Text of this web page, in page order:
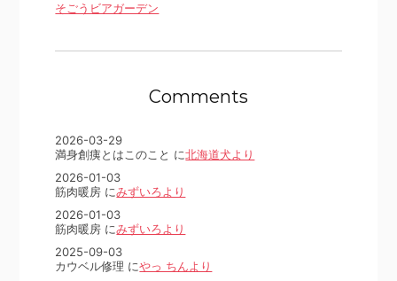
そごうビアガーデン
Comments
2026-03-29
満身創痍とはこのこと に北海道犬より
2026-01-03
筋肉暖房 にみずいろより
2026-01-03
筋肉暖房 にみずいろより
2025-09-03
カウベル修理 にやっ ちんより